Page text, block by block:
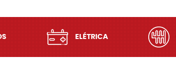
ELÉTRICA